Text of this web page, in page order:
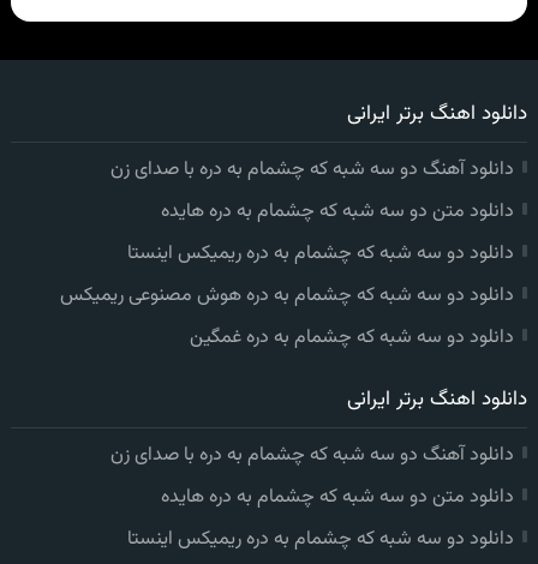
دانلود اهنگ برتر ایرانی
دانلود آهنگ دو سه شبه که چشمام به دره با صدای زن
دانلود متن دو سه شبه که چشمام به دره هایده
دانلود دو سه شبه که چشمام به دره ریمیکس اینستا
دانلود دو سه شبه که چشمام به دره هوش مصنوعی ریمیکس
دانلود دو سه شبه که چشمام به دره غمگین
دانلود اهنگ برتر ایرانی
دانلود آهنگ دو سه شبه که چشمام به دره با صدای زن
دانلود متن دو سه شبه که چشمام به دره هایده
دانلود دو سه شبه که چشمام به دره ریمیکس اینستا